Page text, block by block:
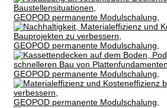
GEOPOD permanente Modulschalung,
GEOPOD permanente Modulschalung,
GEOPOD permanente Modulschalung,
GEOPOD permanente Modulschalung,